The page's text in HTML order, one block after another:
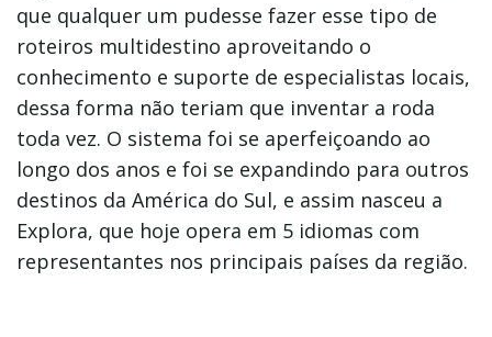
que qualquer um pudesse fazer esse tipo de
roteiros multidestino aproveitando o
conhecimento e suporte de especialistas locais,
dessa forma não teriam que inventar a roda
toda vez. O sistema foi se aperfeiçoando ao
longo dos anos e foi se expandindo para outros
destinos da América do Sul, e assim nasceu a
Explora, que hoje opera em 5 idiomas com
representantes nos principais países da região.